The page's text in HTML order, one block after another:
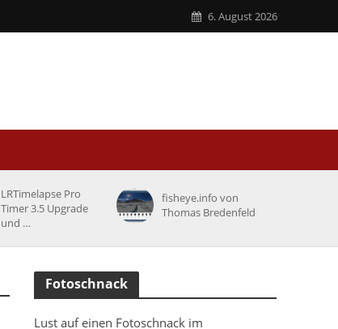
6. August 2026
LRTimelapse Pro
Timer 3.5 Upgrade
und …
fisheye.info von
Thomas Bredenfeld
Fotoschnack
Lust auf einen Fotoschnack im